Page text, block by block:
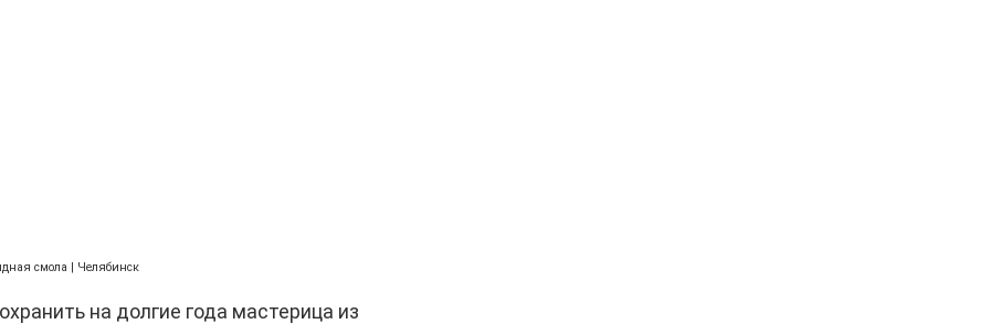
смола | Челябинск
на долгие года мастерица из